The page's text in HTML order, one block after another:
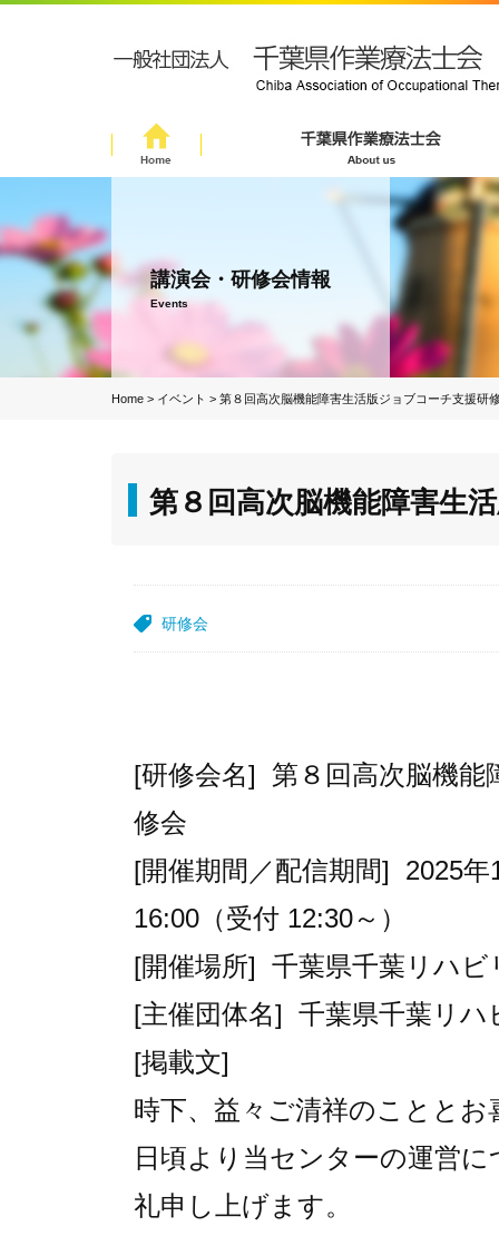
講演会・研修会情報
Events
Home > イベント > 第８回高次脳機能障害生活版ジョブコーチ支援研
第８回高次脳機能障害生
研修会
[研修会名] 第８回高次脳機能
修会
[開催期間／配信期間] 2025年
16:00（受付 12:30～）
[開催場所] 千葉県千葉リハ
[主催団体名] 千葉県千葉リ
[掲載文]
時下、益々ご清祥のことと
日頃より当センターの運営
礼申し上げます。